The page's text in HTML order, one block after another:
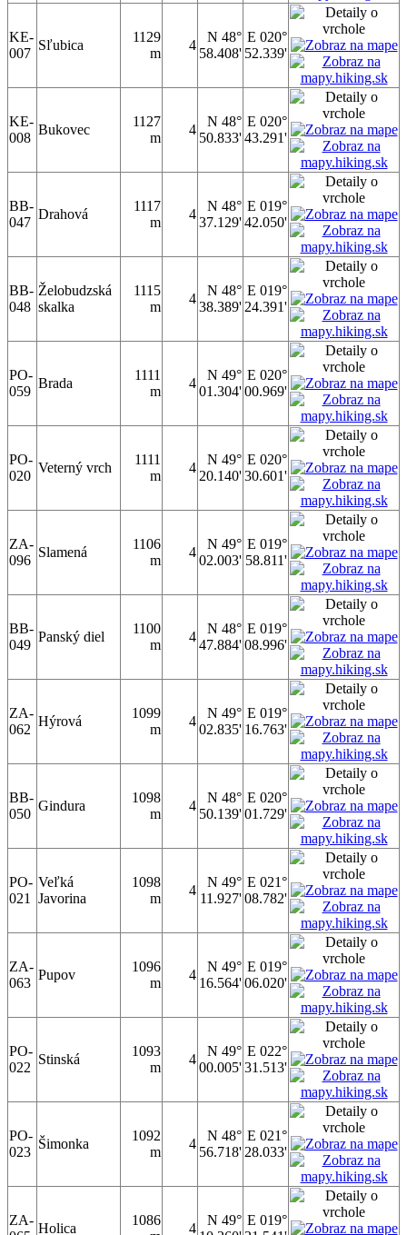
KE-
007
Sľubica
1129
m
4
N 48°
58.408'
E 020°
52.339'
KE-
008
Bukovec
1127
m
4
N 48°
50.833'
E 020°
43.291'
BB-
047
Drahová
1117
m
4
N 48°
37.129'
E 019°
42.050'
BB-
048
Želobudzská
skalka
1115
m
4
N 48°
38.389'
E 019°
24.391'
PO-
059
Brada
1111
m
4
N 49°
01.304'
E 020°
00.969'
PO-
020
Veterný vrch
1111
m
4
N 49°
20.140'
E 020°
30.601'
ZA-
096
Slamená
1106
m
4
N 49°
02.003'
E 019°
58.811'
BB-
049
Panský diel
1100
m
4
N 48°
47.884'
E 019°
08.996'
ZA-
062
Hýrová
1099
m
4
N 49°
02.835'
E 019°
16.763'
BB-
050
Gindura
1098
m
4
N 48°
50.139'
E 020°
01.729'
PO-
021
Veľká
Javorina
1098
m
4
N 49°
11.927'
E 021°
08.782'
ZA-
063
Pupov
1096
m
4
N 49°
16.564'
E 019°
06.020'
PO-
022
Stinská
1093
m
4
N 49°
00.005'
E 022°
31.513'
PO-
023
Šimonka
1092
m
4
N 48°
56.718'
E 021°
28.033'
ZA-
Holica
1086
4
N 49° E 019°